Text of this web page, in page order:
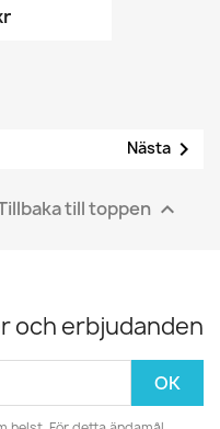
Nästa 
till toppen 
och erbjudanden